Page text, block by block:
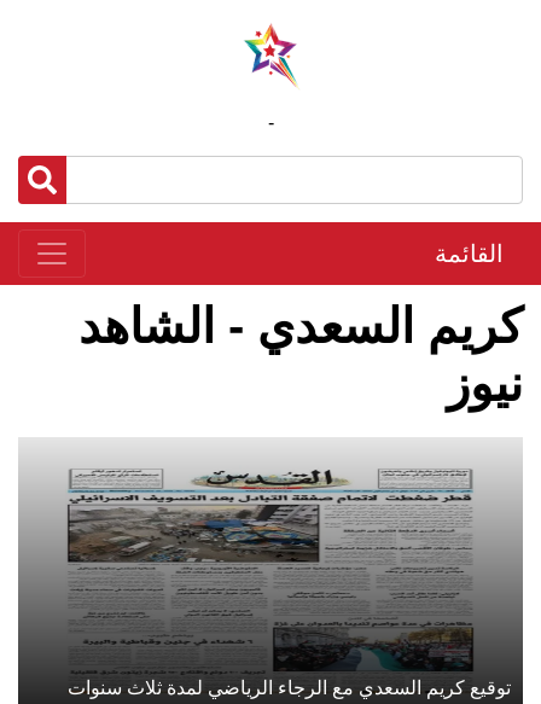
-
القائمة
كريم السعدي - الشاهد
نيوز
توقيع كريم السعدي مع الرجاء الرياضي لمدة ثلاث سنوات